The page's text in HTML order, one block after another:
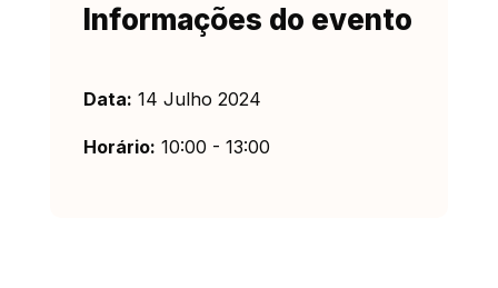
Informações do evento
Data: 14 Julho 2024
Horário: 10:00 - 13:00